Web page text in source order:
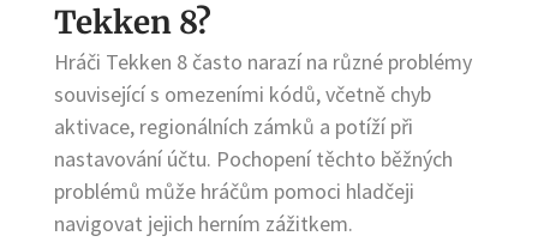
Tekken 8?
Hráči Tekken 8 často narazí na různé problémy
související s omezeními kódů, včetně chyb
aktivace, regionálních zámků a potíží při
nastavování účtu. Pochopení těchto běžných
problémů může hráčům pomoci hladčeji
navigovat jejich herním zážitkem.